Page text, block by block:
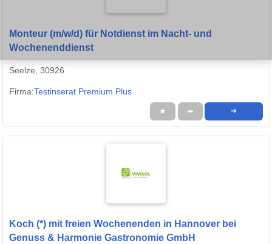
Monteur (m/w/d) für Notdienst im Nacht- und
Wochenenddienst
Seelze, 30926
Firma:Testinserat Premium Plus
★ ➦ ➜
Koch (*) mit freien Wochenenden in Hannover bei
Genuss & Harmonie Gastronomie GmbH